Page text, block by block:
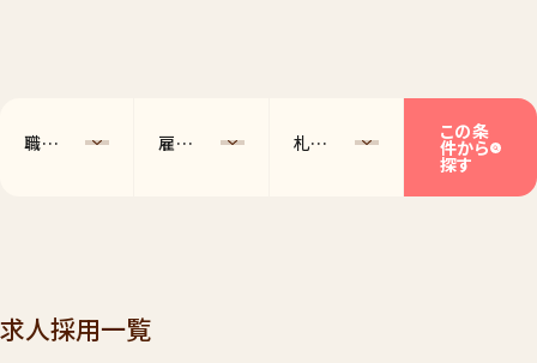
職種を選択 雇用形態を選択 札幌市内のエリアを選択
この条
件から
探す
求人採用一覧